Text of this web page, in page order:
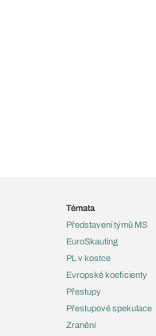
Témata
Představení týmů MS
EuroSkauting
PL v kostce
Evropské koeficienty
Přestupy
Přestupové spekulace
Zranění